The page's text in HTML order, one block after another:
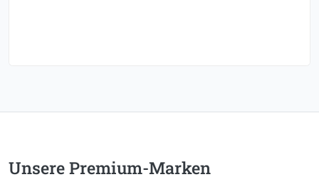
Unsere Premium-Marken